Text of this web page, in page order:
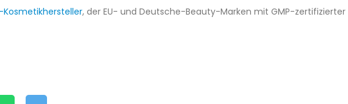
, der EU- und Deutsche-Beauty-Marken mit GMP-zertifizierter